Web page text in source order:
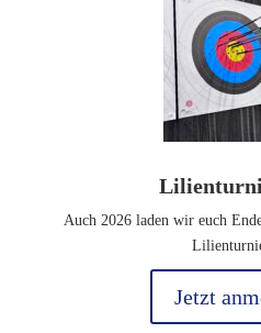
Auch 2026 laden wir euch
Jetzt